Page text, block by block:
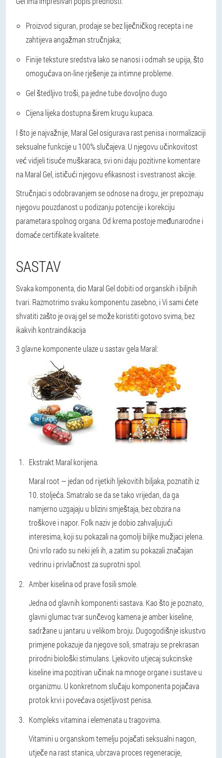
Proizvodsiguran , prodaje se bez liječničkog recepta i ne
zahtijeva angažman stručnjaka;
Finije teksture sredstvalako se nanosi i odmah se upija, što
omogućava on-line rješenje za intimne probleme.
Gelštedljivo troši , pa jedne tube dovoljno dugo
Cijenalijeka dostupna širem krugu kupaca.
I što je najvažnije, Maral Gel osigurava rast penisa i normalizaciji
seksualne funkcije u 100% slučajeva. U njegovu učinkovitost
već vidjeli tisuće muškaraca, svi oni daju pozitivne komentare
na Maral Gel, ističući njegovu efikasnost i svestranost akcije.
Stručnjaci s odobravanjem se odnose na drogu, jer prepoznaju
njegovu pouzdanost u podizanju potencije i korekciju
parametara spolnog organa. Od krema postoje međunarodne i
domaće certifikate kvalitete.
SASTAV
Svaka komponenta, dio Maral Gel dobiti od organskih i biljnih
tvari. Razmotrimo svaku komponentu zasebno, i Vi sami ćete
shvatiti zašto je ovaj gel se može koristiti gotovo svima, bez
ikakvih kontraindikacija
3 glavne komponente ulaze u sastav gela Maral:
Ekstrakt Maral korijena.
Maral root — jedan od rijetkih ljekovitih biljaka, poznatih iz
10. stoljeća. Smatralo se da se tako vrijedan, da ga
namjerno uzgajaju u blizini smještaja, bez obzira na
troškove i napor. Folk naziv je dobio zahvaljujući
interesima, koji su pokazali na gomolji biljke mužjaci jelena.
Oni vrlo rado su neki jeli ih, a zatim su pokazali značajan
vedrinu i privlačnost za suprotni spol.
Amber kiselina od prave fosili smole.
Jedna od glavnih komponenti sastava. Kao što je poznato,
glavni glumac tvar sunčevog kamena je amber kiseline,
sadržane u jantaru u velikom broju. Dugogodišnje iskustvo
primjene pokazuje da njegove soli, smatraju se prekrasan
prirodni biološki stimulans. Ljekovito utjecaj sukcinske
kiseline ima pozitivan učinak na mnoge organe i sustave u
organizmu. U konkretnom slučaju komponenta pojačava
protok krvi i povećava osjetljivost penisa.
Kompleks vitamina i elemenata u tragovima.
Vitamini u organskom temelju pojačati seksualni nagon,
utječe na rast stanica, ubrzava proces regeneracije,